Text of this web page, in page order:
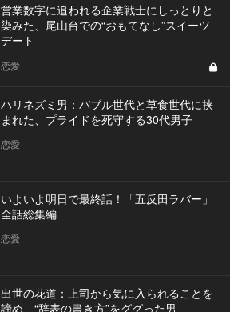
営業数字に追われる企業戦士にしっとりと
染みた、尾山台での“おもてなし”スイーツ
デート
恋愛
ハリネズミ男：バブル世代と草食世代に挟
まれた、プライドを死守する30代男子
恋愛
いよいよ明日で最終話！「五反田ラバー」
全話総集編
恋愛
出世の花道：上司から気に入られることを
諦め、“辞表の書き方”をググった男